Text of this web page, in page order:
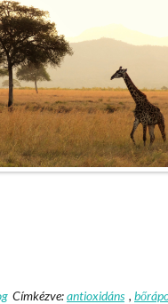
Címkézve:antioxidáns ,